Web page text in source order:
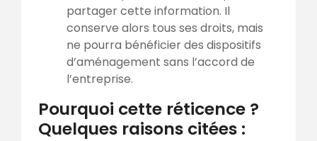
partager cette information. Il
conserve alors tous ses droits, mais
ne pourra bénéficier des dispositifs
d’aménagement sans l’accord de
l’entreprise.
Pourquoi cette réticence ?
Quelques raisons citées :